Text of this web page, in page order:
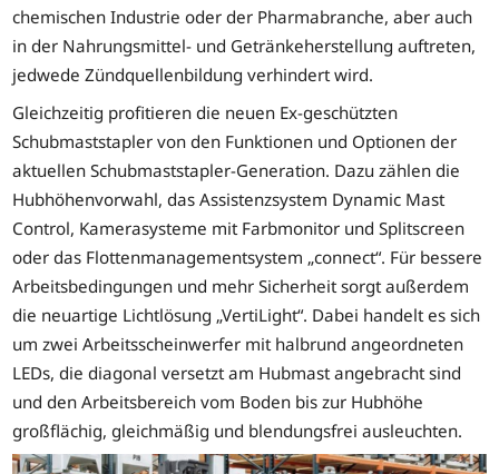
chemischen Industrie oder der Pharmabranche, aber auch
in der Nahrungsmittel- und Getränkeherstellung auftreten,
jedwede Zündquellenbildung verhindert wird.
Gleichzeitig profitieren die neuen Ex-geschützten
Schubmaststapler von den Funktionen und Optionen der
aktuellen Schubmaststapler-Generation. Dazu zählen die
Hubhöhenvorwahl, das Assistenzsystem Dynamic Mast
Control, Kamerasysteme mit Farbmonitor und Splitscreen
oder das Flottenmanagementsystem „connect“. Für bessere
Arbeitsbedingungen und mehr Sicherheit sorgt außerdem
die neuartige Lichtlösung „VertiLight“. Dabei handelt es sich
um zwei Arbeitsscheinwerfer mit halbrund angeordneten
LEDs, die diagonal versetzt am Hubmast angebracht sind
und den Arbeitsbereich vom Boden bis zur Hubhöhe
großflächig, gleichmäßig und blendungsfrei ausleuchten.